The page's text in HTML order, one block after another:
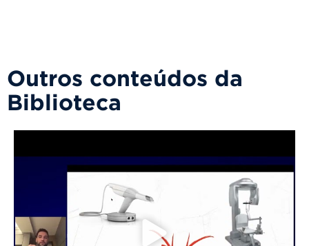
Outros conteúdos da
Biblioteca